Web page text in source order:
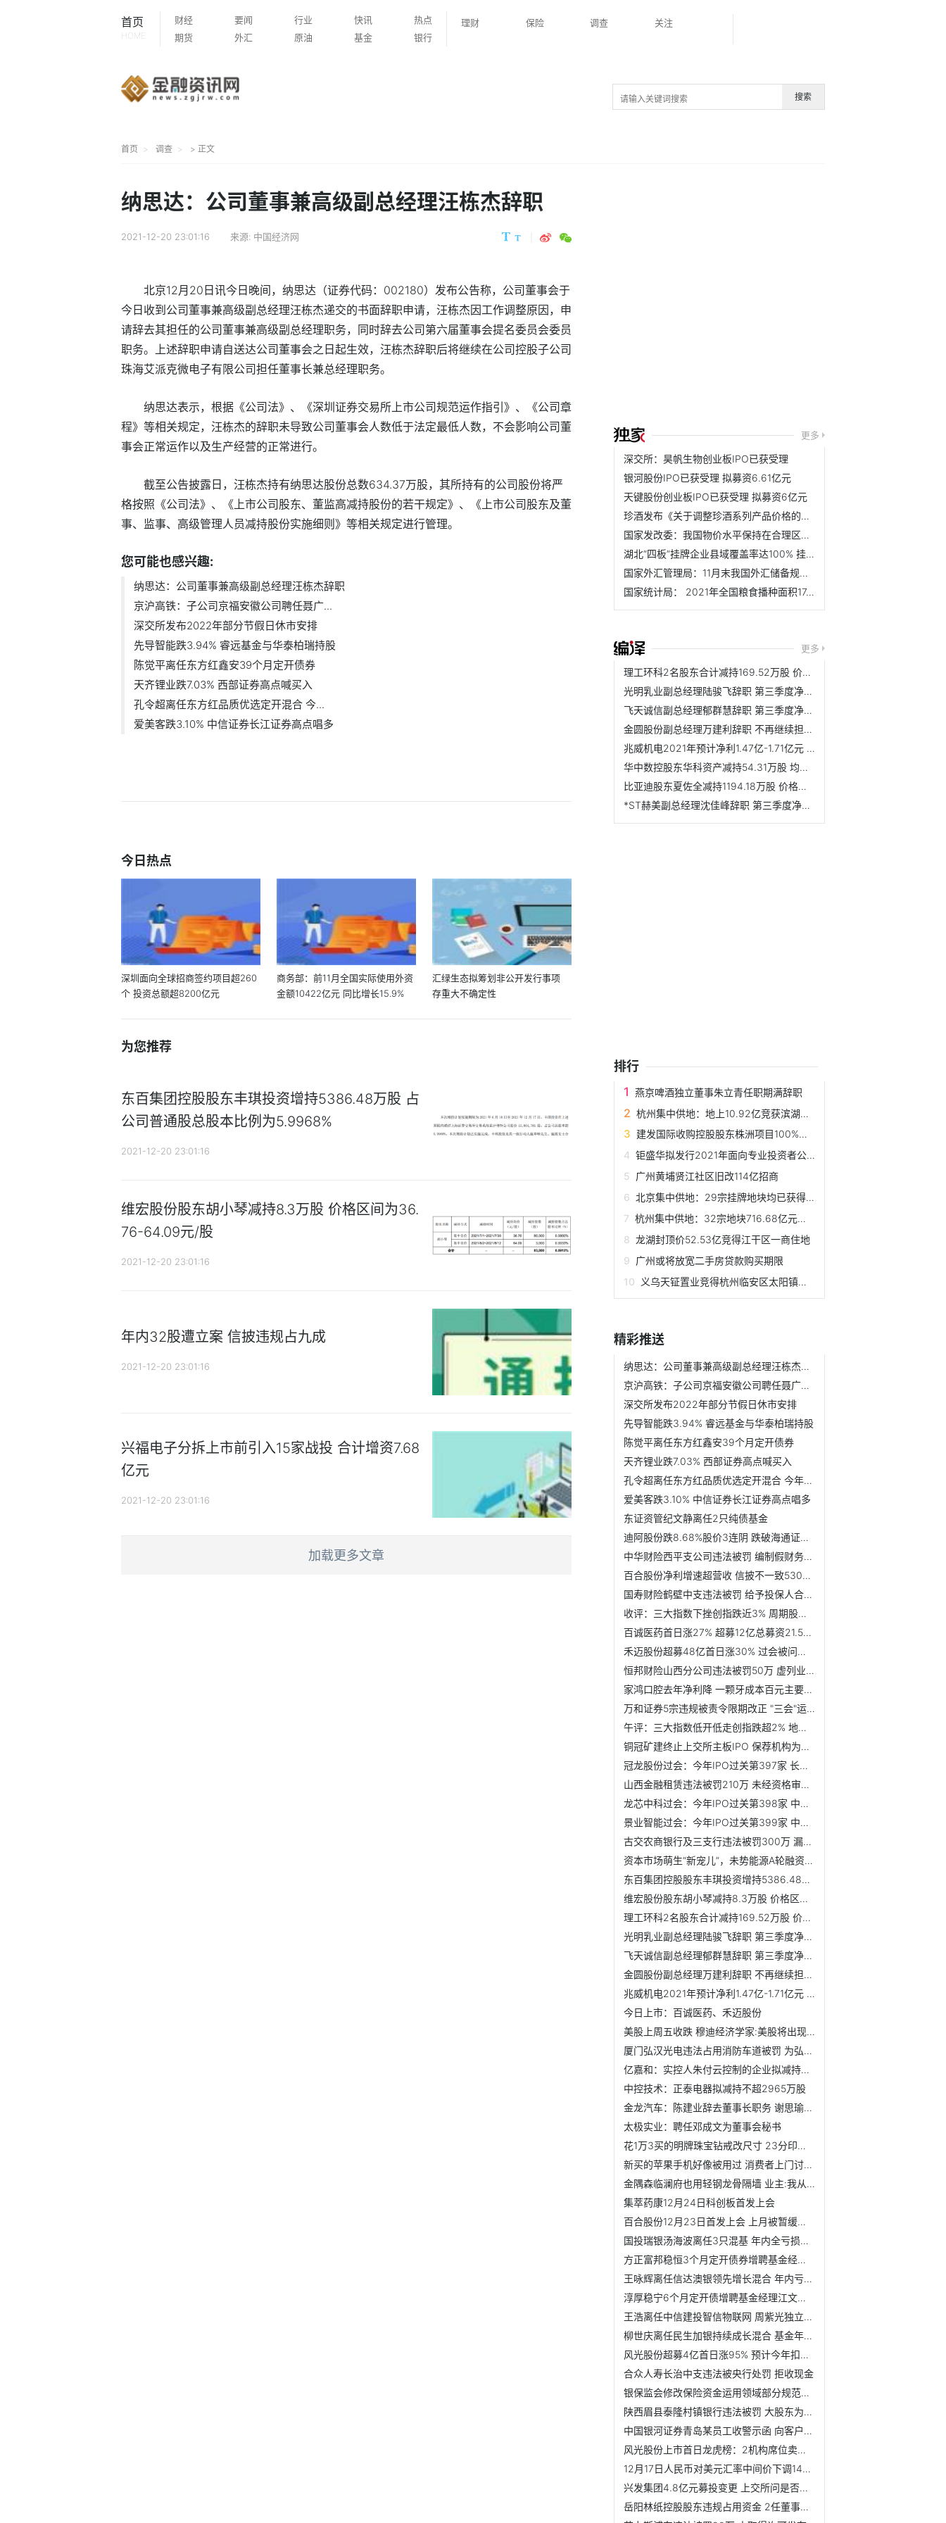
首页
HOME
财经 要闻 行业 快讯
热点
期货
外汇 原油 基金 银行
理财 保险 调查 关注
搜索
首页 调查 > 正文
纳思达：公司董事兼高级副总经理汪栋杰辞职
2021-12-20 23:01:16 来源: 中国经济网
北京12月20日讯今日晚间，纳思达（证券代码：002180）发布公告称，公司董事会于
今日收到公司董事兼高级副总经理汪栋杰递交的书面辞职申请，汪栋杰因工作调整原因，申
请辞去其担任的公司董事兼高级副总经理职务，同时辞去公司第六届董事会提名委员会委员
职务。上述辞职申请自送达公司董事会之日起生效，汪栋杰辞职后将继续在公司控股子公司
珠海艾派克微电子有限公司担任董事长兼总经理职务。
纳思达表示，根据《公司法》、《深圳证券交易所上市公司规范运作指引》、《公司章
程》等相关规定，汪栋杰的辞职未导致公司董事会人数低于法定最低人数，不会影响公司董
事会正常运作以及生产经营的正常进行。
截至公告披露日，汪栋杰持有纳思达股份总数634.37万股，其所持有的公司股份将严
格按照《公司法》、《上市公司股东、董监高减持股份的若干规定》、《上市公司股东及董
事、监事、高级管理人员减持股份实施细则》等相关规定进行管理。
您可能也感兴趣:
纳思达：公司董事兼高级副总经理汪栋杰辞职
京沪高铁：子公司京福安徽公司聘任聂广...
深交所发布2022年部分节假日休市安排
先导智能跌3.94% 睿远基金与华泰柏瑞持股
陈觉平离任东方红鑫安39个月定开债券
天齐锂业跌7.03% 西部证券高点喊买入
孔令超离任东方红品质优选定开混合 今...
爱美客跌3.10% 中信证券长江证券高点唱多
今日热点
深圳面向全球招商签约项目超260
个 投资总额超8200亿元
商务部：前11月全国实际使用外资
金额10422亿元 同比增长15.9%
汇绿生态拟筹划非公开发行事项
存重大不确定性
为您推荐
东百集团控股股东丰琪投资增持5386.48万股 占
公司普通股总股本比例为5.9968%
2021-12-20 23:01:16
维宏股份股东胡小琴减持8.3万股 价格区间为36.
76-64.09元/股
2021-12-20 23:01:16
年内32股遭立案 信披违规占九成
2021-12-20 23:01:16
兴福电子分拆上市前引入15家战投 合计增资7.68
亿元
2021-12-20 23:01:16
加载更多文章
更多
深交所：昊帆生物创业板IPO已获受理
银河股份IPO已获受理 拟募资6.61亿元
天键股份创业板IPO已获受理 拟募资6亿元
珍酒发布《关于调整珍酒系列产品价格的通知》
国家发改委：我国物价水平保持在合理区间 猪肉供应稳定
湖北“四板”挂牌企业县域覆盖率达100% 挂牌企业总数5958家
国家外汇管理局：11月末我国外汇储备规模为32224亿美元 升幅为0.15%
国家统计局： 2021年全国粮食播种面积17.64亿亩 同比增长0.7%
更多
理工环科2名股东合计减持169.52万股 价格区间为9.08-13.49元/股
光明乳业副总经理陆骏飞辞职 第三季度净利润为1.84亿元
飞天诚信副总经理郁群慧辞职 第三季度净亏损1225万元
金圆股份副总经理万建利辞职 不再继续担任公司任何职务
兆威机电2021年预计净利1.47亿-1.71亿元 同比下降30%-40%
华中数控股东华科资产减持54.31万股 均价为29.90元/股
比亚迪股东夏佐全减持1194.18万股 价格区间为237.517-299.872元/股
*ST赫美副总经理沈佳峰辞职 第三季度净亏损6744万元
排行
燕京啤酒独立董事朱立青任职期满辞职
杭州集中供地：地上10.92亿竞获滨湖新区一宅地
建发国际收购控股股东株洲项目100%股权 耗资21.14亿元
钜盛华拟发行2021年面向专业投资者公开发行公司债券
广州黄埔贤江社区旧改114亿招商
北京集中供地：29宗挂牌地块均已获得报价
杭州集中供地：32宗地块716.68亿元收官
龙湖封顶价52.53亿竞得江干区一商住地
广州或将放宽二手房贷款购买期限
义乌天钲置业竞得杭州临安区太阳镇宅地
精彩推送
纳思达：公司董事兼高级副总经理汪栋杰辞职
京沪高铁：子公司京福安徽公司聘任聂广雄为总经理
深交所发布2022年部分节假日休市安排
先导智能跌3.94% 睿远基金与华泰柏瑞持股
陈觉平离任东方红鑫安39个月定开债券
天齐锂业跌7.03% 西部证券高点喊买入
孔令超离任东方红品质优选定开混合 今年来涨4.5%
爱美客跌3.10% 中信证券长江证券高点唱多
东证资管纪文静离任2只纯债基金
迪阿股份跌8.68%股价3连阴 跌破海通证券定价区间下限
中华财险西平支公司违法被罚 编制假财务资料虚列费用
百合股份净利增速超营收 信披不一致530万处罚重立案
国寿财险鹤壁中支违法被罚 给予投保人合同外利益
收评：三大指数下挫创指跌近3% 周期股全天低迷
百诚医药首日涨27% 超募12亿总募资21.5亿去年营收2亿
禾迈股份超募48亿首日涨30% 过会被问光伏贷业务风控
恒邦财险山西分公司违法被罚50万 虚列业务套取费用
家鸿口腔去年净利降 一颗牙成本百元主要产品售价下滑
万和证券5宗违规被责令限期改正 "三会"运作不规范等
午评：三大指数低开低走创指跌超2% 地产股逆势活跃
铜冠矿建终止上交所主板IPO 保荐机构为天风证券
冠龙股份过会：今年IPO过关第397家 长江保荐过9单
山西金融租赁违法被罚210万 未经资格审查任命高管等
龙芯中科过会：今年IPO过关第398家 中信证券过57.5单
景业智能过会：今年IPO过关第399家 中信证券过58.5单
古交农商银行及三支行违法被罚300万 漏报案件信息等
资本市场萌生“新宠儿”，未势能源A轮融资打破行业天花板
东百集团控股股东丰琪投资增持5386.48万股 占公司普通股总股...
维宏股份股东胡小琴减持8.3万股 价格区间为36.76-64.09元/股
理工环科2名股东合计减持169.52万股 价格区间为9.08-13.49元/股
光明乳业副总经理陆骏飞辞职 第三季度净利润为1.84亿元
飞天诚信副总经理郁群慧辞职 第三季度净亏损1225万元
金圆股份副总经理万建利辞职 不再继续担任公司任何职务
兆威机电2021年预计净利1.47亿-1.71亿元 同比下降30%-40%
今日上市：百诚医药、禾迈股份
美股上周五收跌 穆迪经济学家:美股将出现10%至20%回调
厦门弘汉光电违法占用消防车道被罚 为弘信电子子公司
亿嘉和：实控人朱付云控制的企业拟减持不超741万股
中控技术：正泰电器拟减持不超2965万股
金龙汽车：陈建业辞去董事长职务 谢思瑜接任
太极实业：聘任邓成文为董事会秘书
花1万3买的明牌珠宝钻戒改尺寸 23分印着20？
新买的苹果手机好像被用过 消费者上门讨说法
金隅森临澜府也用轻钢龙骨隔墙 业主:我从头到尾都不知道
集萃药康12月24日科创板首发上会
百合股份12月23日首发上会 上月被暂缓审议
国投瑞银汤海波离任3只混基 年内全亏损最高跌15%
方正富邦稳恒3个月定开债券增聘基金经理王靖
王咏辉离任信达澳银领先增长混合 年内亏损3.7%
淳厚稳宁6个月定开债增聘基金经理江文军 前天刚成立
王浩离任中信建投智信物联网 周紫光独立管理
柳世庆离任民生加银持续成长混合 基金年内亏损6%
风光股份超募4亿首日涨95% 预计今年扣非净利降两成
合众人寿长治中支违法被央行处罚 拒收现金
银保监会修改保险资金运用领域部分规范性文件
陕西眉县泰隆村镇银行违法被罚 大股东为泰隆商业银行
中国银河证券青岛某员工收警示函 向客户提供测评答案
风光股份上市首日龙虎榜：2机构席位卖出1441万元
12月17日人民币对美元汇率中间价下调14个基点
兴发集团4.8亿元募投变更 上交所问是否有利中小股东
岳阳林纸控股股东违规占用资金 2任董事长被通报批评